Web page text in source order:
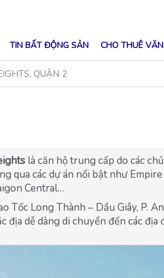
TIN BẤT ĐỘNG SẢN CHO THUÊ
QUẬN 2
là căn hộ trung cấp do các
qua các dự án nổi bật như
Central…
Tốc Long Thành – Dầu Giây, P.
địa dễ dàng di chuyển đến các